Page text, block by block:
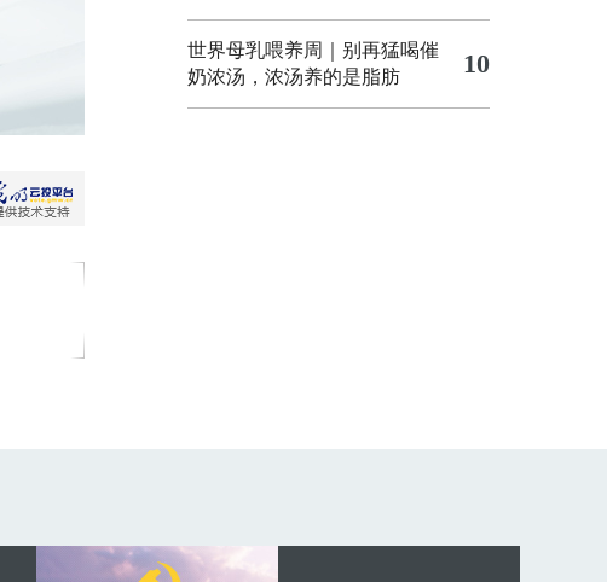
世界母乳喂养周｜别再猛喝催
奶浓汤，浓汤养的是脂肪
10